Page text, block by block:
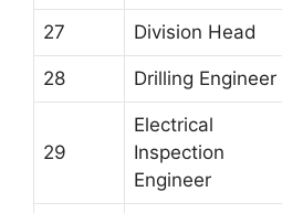
27 Division Head
28 Drilling Engineer
29
Electrical
Inspection
Engineer